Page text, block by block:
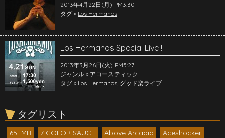
2013年4月22日(月) PM3:30
タグ » Los Hermanos
Los Hermanos Special Live !
2013年3月26日(火) PM5:27
ジャンル » アコースティック
タグ » Los Hermanos, グッド楽ライブ
タグリスト
65FMB 7 COLOR SAUCE Above Arcadia
Aceshocker